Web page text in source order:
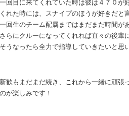
一回目に来てくれていた時は彼は４７０が
くれた時には、スナイプのほうが好きだと
一回生のチーム配属まではまだまだ時間が
さらにクルーになってくれれば直々の後輩
そうなったら全力で指導していきたいと思
新歓もまだまだ続き、これから一緒に頑張
のが楽しみです！